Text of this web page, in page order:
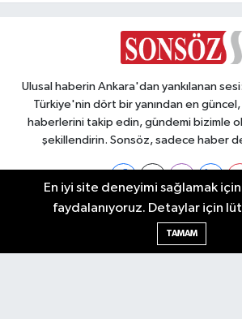
Ulusal haberin Ankara'dan yankılanan
Türkiye'nin dört bir yanından en güncel,
haberlerini takip edin, gündemi bizimle
şekillendirin. Sonsöz, sadece haber
Ankara Nöbetçi Eczaneler
En iyi site deneyimi sağlamak
faydalanıyoruz. Detaylar için
TAMAM